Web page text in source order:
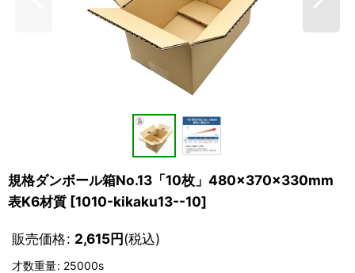
規格ダンボール箱No.13「10枚」480×370×330mm
表K6材質 [1010-kikaku13--10]
販売価格: 2,615円(税込)
才数重量: 25000s